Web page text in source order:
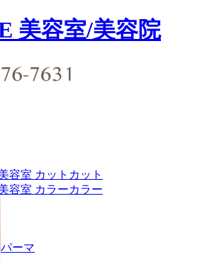
カット
カラー
パーマ